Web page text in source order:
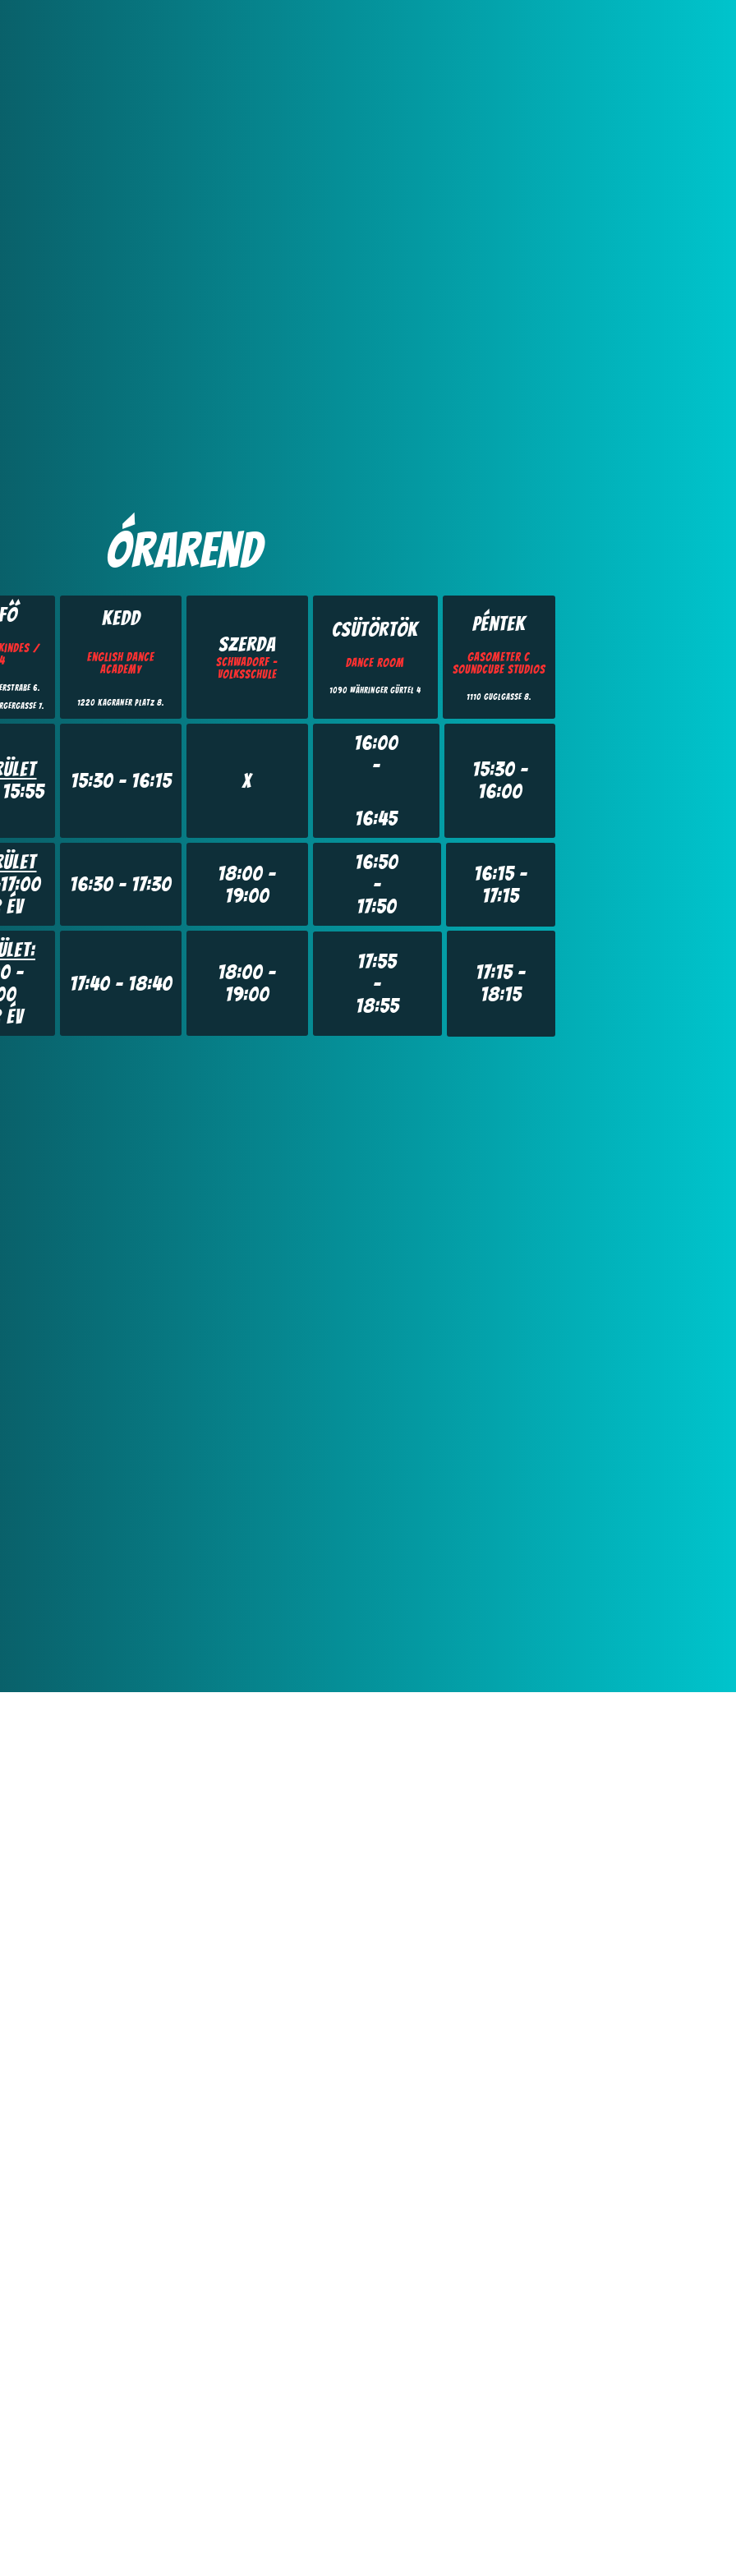
Órarend
/
6.
7.
Kedd
English Dance
Academy
1220 Kagraner Platz 8.
Szerda
Schwadorf –
Volksschule
Csütörtök
Dance Room
1090 Währinger Gürtel 4
Péntek
Gasometer C
SoundCube Studios
1110 Guglgasse 8.
15:30 – 16:15 X
16:00
–
16:45
15:30 –
16:00
16:30 – 17:30
18:00 –
19:00
16:50
–
17:50
16:15 –
17:15
–
17:40 – 18:40
18:00 –
19:00
17:55
–
18:55
17:15 –
18:15